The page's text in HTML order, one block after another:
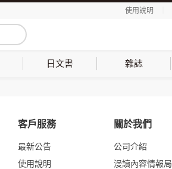
使用說明
日文書 雜誌
客戶服務
最新公告
使用說明
關於我們
公司介紹
漫讀內容情報局